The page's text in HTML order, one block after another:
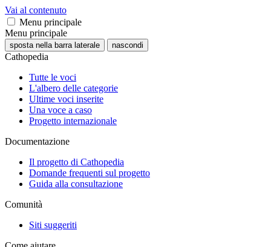
Vai al contenuto
Menu principale
Menu principale
sposta nella barra laterale nascondi
Cathopedia
Tutte le voci
L'albero delle categorie
Ultime voci inserite
Una voce a caso
Progetto internazionale
Documentazione
Il progetto di Cathopedia
Domande frequenti sul progetto
Guida alla consultazione
Comunità
Siti suggeriti